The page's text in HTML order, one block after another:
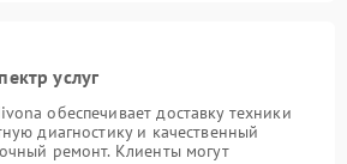
услуг
обеспечивает доставку техники
диагностику и качественный
ремонт. Клиенты могут